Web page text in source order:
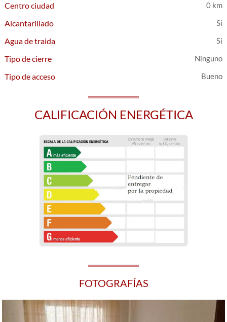
Centro ciudad 0 km
Alcantarillado
Agua de traida
Tipo de cierre
Ninguno
Tipo de acceso Bueno
CALIFICACIÓN ENERGÉTICA
FOTOGRAFÍAS